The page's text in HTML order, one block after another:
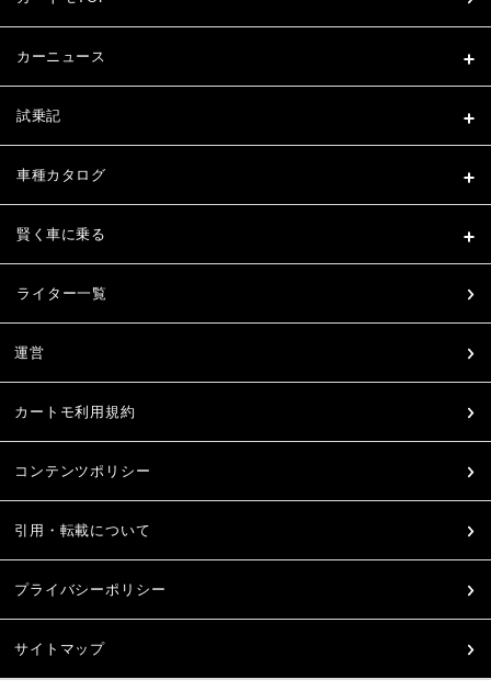
カーニュース
試乗記
車種カタログ
賢く車に乗る
ライター一覧
運営
カートモ利用規約
コンテンツポリシー
引用・転載について
プライバシーポリシー
サイトマップ